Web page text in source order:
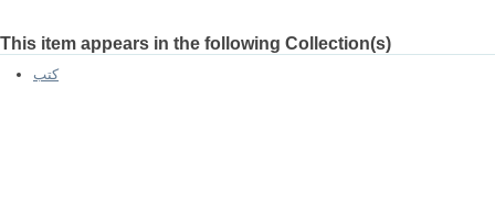
This item appears in the following Collection(s)
كتب